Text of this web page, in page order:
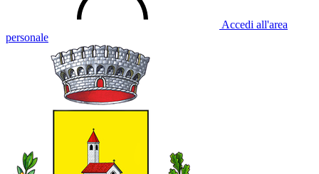
Accedi all'area
personale